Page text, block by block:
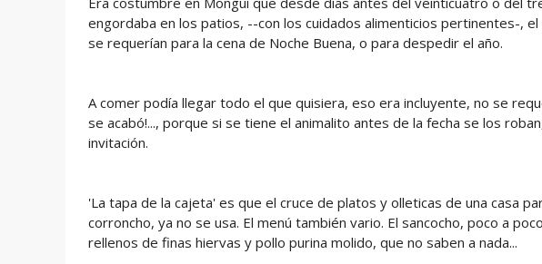
engordaba en los patios, --con los cuidados alimenticios pertinentes-,
se requerían para la cena de Noche Buena, o para despedir el año.
A comer podía llegar todo el que quisiera, eso era incluyente, no se
se acabó!..., porque si se tiene el animalito antes de la fecha se los
invitación.
'La tapa de la cajeta' es que el cruce de platos y olleticas de una casa
corroncho, ya no se usa. El menú también vario. El sancocho, poco a
rellenos de finas hiervas y pollo purina molido, que no saben a nada...